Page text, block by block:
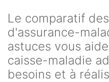
Le comparatif
d'assurance-
astuces vous
caisse-maladie
besoins et à